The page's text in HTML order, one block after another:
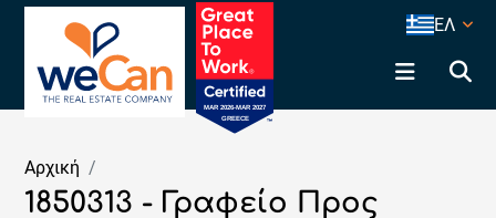
ΕΛ
Αρχική
1850313 - Γραφείο Προς